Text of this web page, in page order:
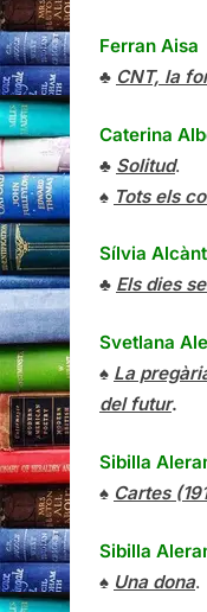
Ferran Aisa
♣ CNT, la
Caterina
♣ Solitud.
♠ Tots els
Sílvia
♣ Els dies
Svetlana
♠ La
del futur.
Sibilla
♠ Cartes
Sibilla
♠ Una dona.